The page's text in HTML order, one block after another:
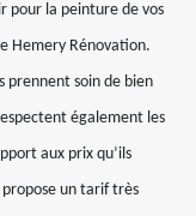
pour la peinture de vos
Hemery Rénovation.
prennent soin de bien
également les
aux prix qu’ils
un tarif très